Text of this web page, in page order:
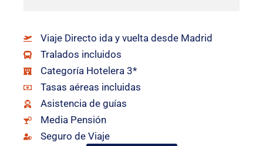
Viaje Directo ida y vuelta desde Madrid
Tralados incluidos
Categoría Hotelera 3*
Tasas aéreas incluidas
Asistencia de guías
Media Pensión
Seguro de Viaje